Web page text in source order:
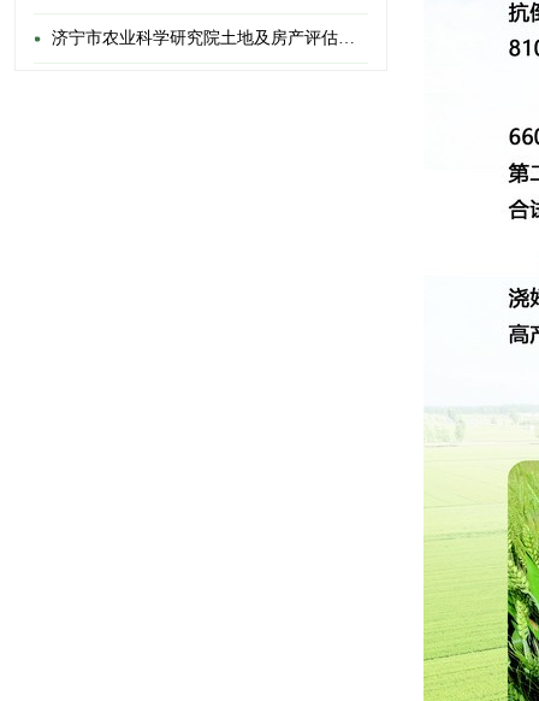
济宁市农业科学研究院土地及房产评估选聘项目项目成交结果公告